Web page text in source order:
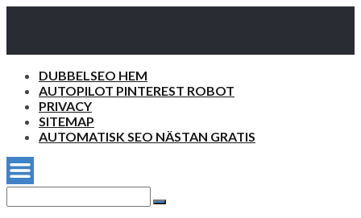
DUBBELSEO HEM
AUTOPILOT PINTEREST ROBOT
PRIVACY
SITEMAP
AUTOMATISK SEO NÄSTAN GRATIS
for:
Search